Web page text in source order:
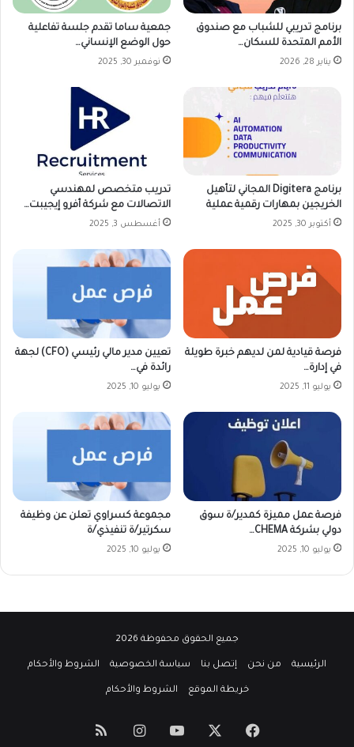
برنامج تدريبي للشباب مع صندوق
الأمم المتحدة للسكان…
يناير 28, 2026
جمعية ساما تقدم جلسة تفاعلية
حول الوضع الإنساني…
نوفمبر 30, 2025
برنامج Digitera المجاني لتأهيل
الخريجين بمهارات رقمية عملية
أكتوبر 30, 2025
تدريب متخصص لمهندسي
الاتصالات مع شركة أفرو إيجيبت…
أغسطس 3, 2025
فرصة قيادية لمن لديهم خبرة طويلة
في إدارة…
يوليو 11, 2025
تعيين مدير مالي رئيسي (CFO) لجهة
رائدة في…
يوليو 10, 2025
فرصة عمل مميزة كمدير/ة سوق
دولي بشركة CHEMA…
يوليو 10, 2025
مجموعة كسراوي تعلن عن وظيفة
سكرتير/ة تنفيذي/ة
يوليو 10, 2025
جميع الحقوق محفوظة 2026
الرئيسية من نحن إتصل بنا سياسة الخصوصية الشروط والأحكام
خريطة الموقع الشروط والأحكام
فيسبوك ‫YouTubeانستقرامملخص